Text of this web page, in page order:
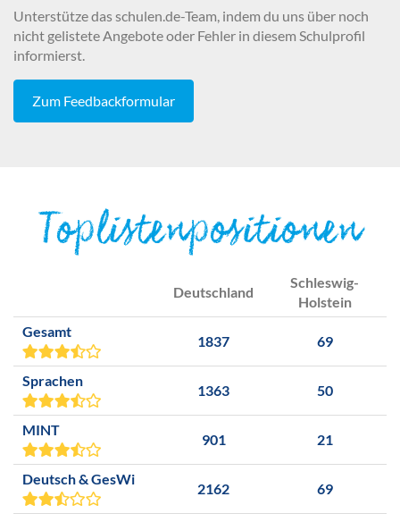
Unterstütze das schulen.de-Team, indem du uns über noch
nicht gelistete Angebote oder Fehler in diesem Schulprofil
informierst.
Zum Feedbackformular
Toplistenpositionen
Deutschland
Schleswig-
Holstein
Gesamt
1837 69
Sprachen
1363 50
MINT
901 21
Deutsch & GesWi
2162 69